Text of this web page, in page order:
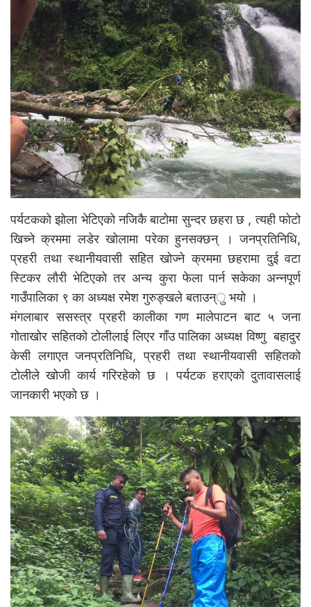
पर्यटकको झोला भेटिएको नजिकै बाटोमा सुन्दर छहरा छ , त्यही फोटो
खिच्ने क्रममा लडेर खोलामा परेका हुनसक्छन् । जनप्रतिनिधि,
प्रहरी तथा स्थानीयवासी सहित खोज्ने क्रममा छहरामा दुई वटा
स्टिकर लौरी भेटिएको तर अन्य कुरा फेला पार्न सकेका अन्नपूर्ण
गाउँपालिका ९ का अध्यक्ष रमेश गुरुङ्खले बताउन्ु भयो ।
मंगलाबार ससस्त्र प्रहरी कालीका गण मालेपाटन बाट ५ जना
गोताखोर सहितको टोलीलाई लिएर गाँउ पालिका अध्यक्ष विष्णु बहादुर
केसी लगाएत जनप्रतिनिधि, प्रहरी तथा स्थानीयवासी सहितको
टोलीले खोजी कार्य गरिरहेको छ । पर्यटक हराएको दुतावासलाई
जानकारी भएको छ ।